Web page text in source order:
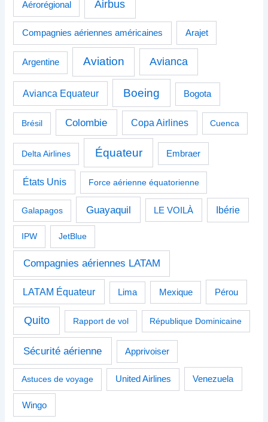
Aérorégional Airbus
Compagnies aériennes américaines Arajet
Argentine Aviation Avianca
Avianca Equateur Boeing Bogota
Brésil Colombie Copa Airlines Cuenca
Delta Airlines Équateur Embraer
États Unis Force aérienne équatorienne
Galapagos Guayaquil LE VOILÀ Ibérie
IPW JetBlue
Compagnies aériennes LATAM
LATAM Équateur Lima Mexique Pérou
Quito Rapport de vol République Dominicaine
Sécurité aérienne Apprivoiser
Astuces de voyage United Airlines Venezuela
Wingo